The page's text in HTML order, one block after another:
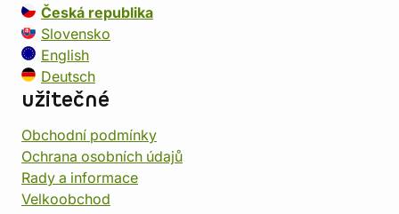
Česká republika
Slovensko
English
Deutsch
užitečné
Obchodní podmínky
Ochrana osobních údajů
Rady a informace
Velkoobchod